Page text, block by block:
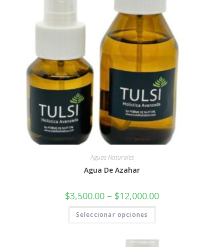
Aguas Naturales
Agua De Azahar
$3,500.00 – $12,000.00
Seleccionar opciones